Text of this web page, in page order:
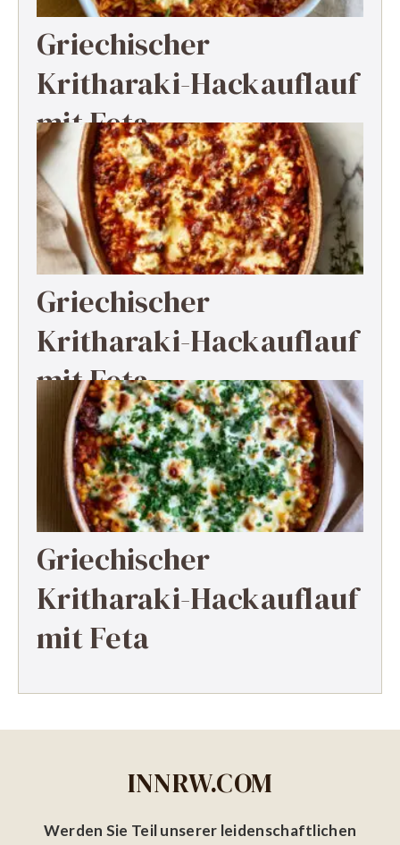
Griechischer
Kritharaki-Hackauflauf
mit Feta
Griechischer
Kritharaki-Hackauflauf
mit Feta
Griechischer
Kritharaki-Hackauflauf
mit Feta
INNRW.COM
Werden Sie Teil unserer leidenschaftlichen